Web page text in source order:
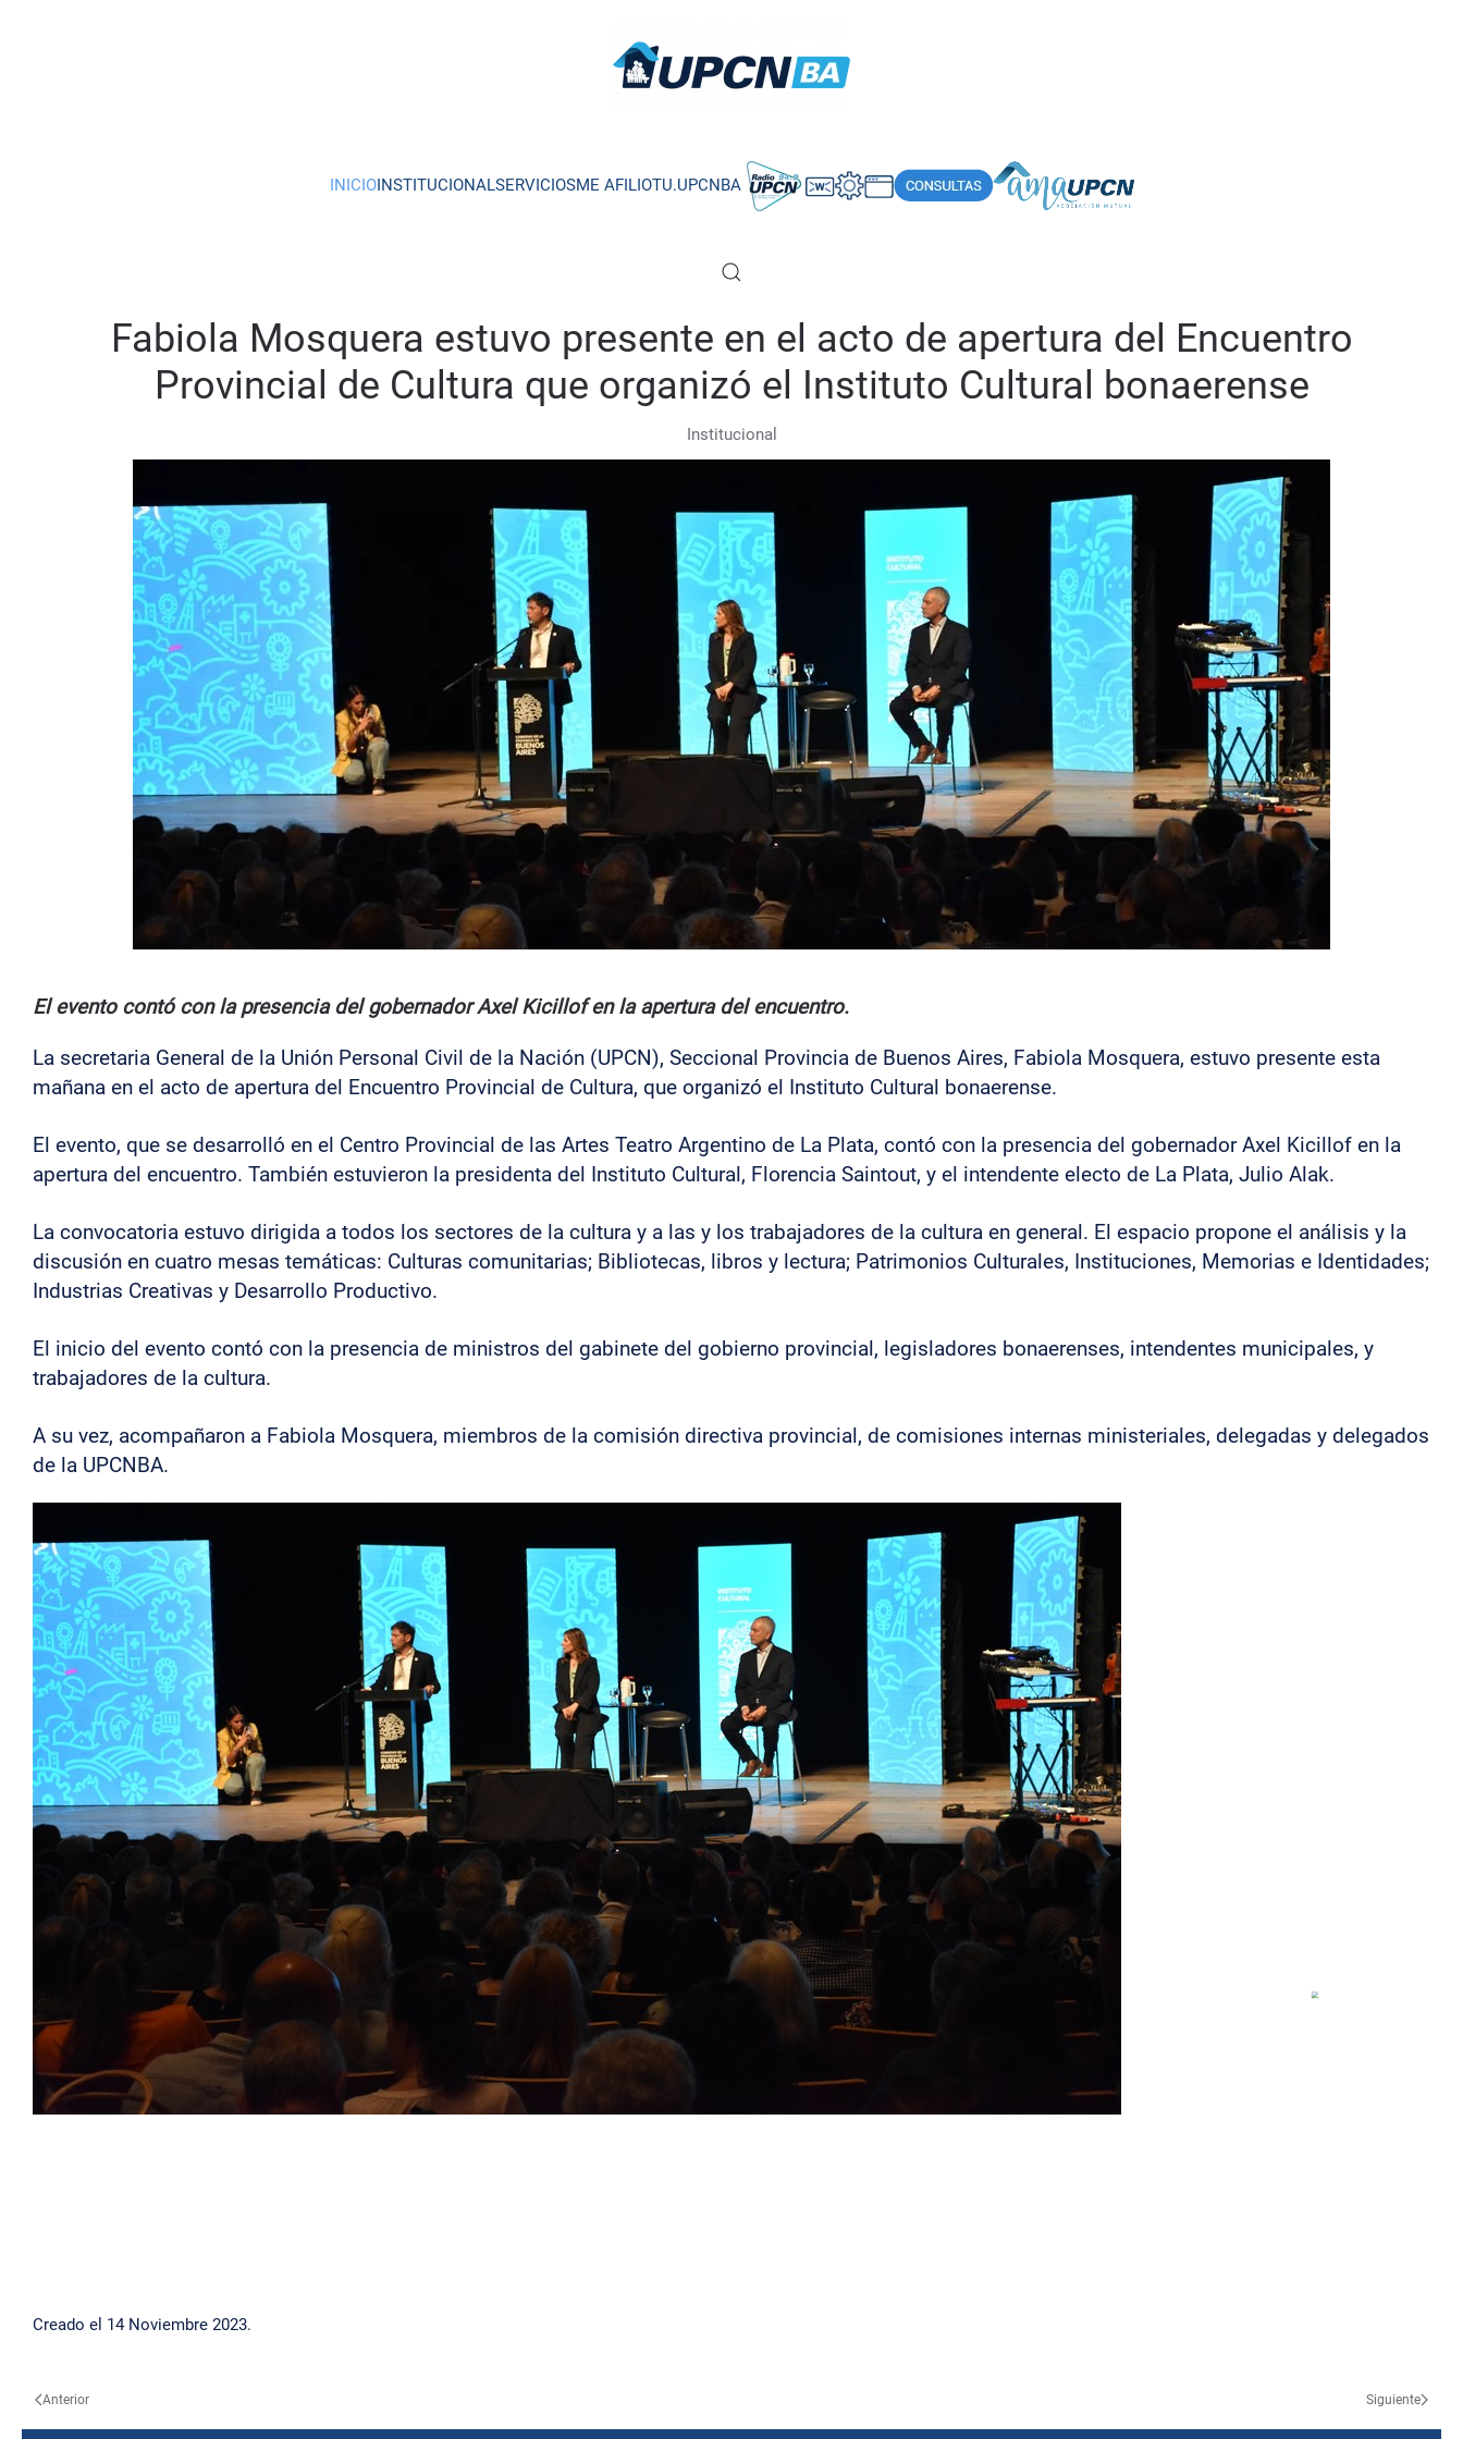
INICIOINSTITUCIONALSERVICIOSME AFILIOTU.UPCNBA
Fabiola Mosquera estuvo presente en el acto de apertura del Encuentro
Provincial de Cultura que organizó el Instituto Cultural bonaerense
Institucional
El evento contó con la presencia del gobernador Axel Kicillof en la apertura del encuentro.
La secretaria General de la Unión Personal Civil de la Nación (UPCN), Seccional Provincia de Buenos Aires, Fabiola Mosquera, estuvo presente esta
mañana en el acto de apertura del Encuentro Provincial de Cultura, que organizó el Instituto Cultural bonaerense.
El evento, que se desarrolló en el Centro Provincial de las Artes Teatro Argentino de La Plata, contó con la presencia del gobernador Axel Kicillof en la
apertura del encuentro. También estuvieron la presidenta del Instituto Cultural, Florencia Saintout, y el intendente electo de La Plata, Julio Alak.
La convocatoria estuvo dirigida a todos los sectores de la cultura y a las y los trabajadores de la cultura en general. El espacio propone el análisis y la
discusión en cuatro mesas temáticas: Culturas comunitarias; Bibliotecas, libros y lectura; Patrimonios Culturales, Instituciones, Memorias e Identidades;
Industrias Creativas y Desarrollo Productivo.
El inicio del evento contó con la presencia de ministros del gabinete del gobierno provincial, legisladores bonaerenses, intendentes municipales, y
trabajadores de la cultura.
A su vez, acompañaron a Fabiola Mosquera, miembros de la comisión directiva provincial, de comisiones internas ministeriales, delegadas y delegados
de la UPCNBA.
Creado el 14 Noviembre 2023.
Anterior Siguiente